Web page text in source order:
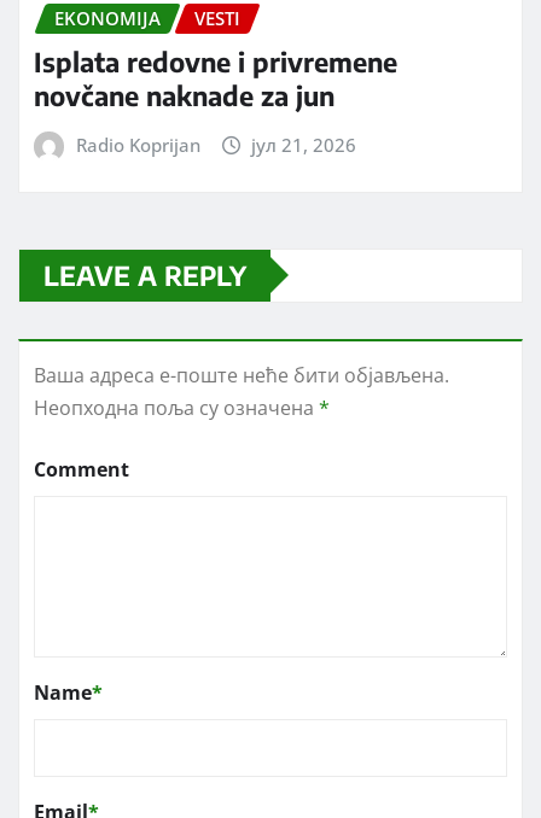
EKONOMIJA VESTI
Isplata redovne i privremene
novčane naknade za jun
Radio Koprijan јул 21, 2026
LEAVE A REPLY
Ваша адреса е-поште неће бити објављена.
Неопходна поља су означена *
Comment
Name*
Email*